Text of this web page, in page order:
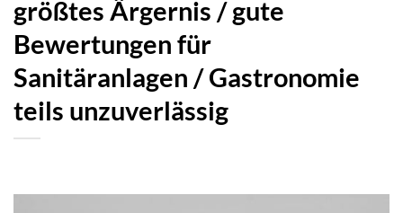
größtes Ärgernis / gute
Bewertungen für
Sanitäranlagen / Gastronomie
teils unzuverlässig